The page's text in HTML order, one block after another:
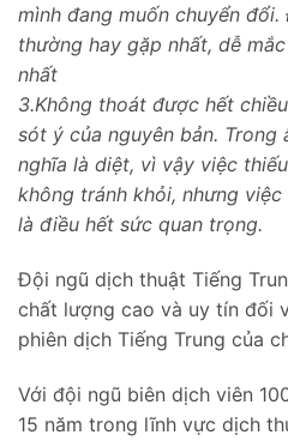
mình đang muốn chuyển
thường hay gặp nhất, dễ
nhất
3.Không thoát được hết
sót ý của nguyên bản. Trong
nghĩa là diệt, vì vậy việc
không tránh khỏi, nhưng
là điều hết sức quan trọng.
Đội ngũ dịch thuật Tiếng
chất lượng cao và uy tín đối
phiên dịch Tiếng Trung của
Với đội ngũ biên dịch viên
15 năm trong lĩnh vực dịch